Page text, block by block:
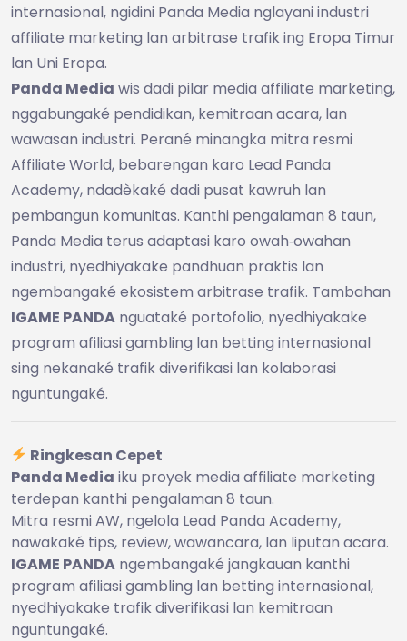
internasional, ngidini Panda Media nglayani industri
affiliate marketing lan arbitrase trafik ing Eropa Timur
lan Uni Eropa.
Panda Media wis dadi pilar media affiliate marketing,
nggabungaké pendidikan, kemitraan acara, lan
wawasan industri. Perané minangka mitra resmi
Affiliate World, bebarengan karo Lead Panda
Academy, ndadèkaké dadi pusat kawruh lan
pembangun komunitas. Kanthi pengalaman 8 taun,
Panda Media terus adaptasi karo owah‑owahan
industri, nyedhiyakake pandhuan praktis lan
ngembangaké ekosistem arbitrase trafik. Tambahan
IGAME PANDA nguataké portofolio, nyedhiyakake
program afiliasi gambling lan betting internasional
sing nekanaké trafik diverifikasi lan kolaborasi
nguntungaké.
Ringkesan Cepet
Panda Media iku proyek media affiliate marketing
terdepan kanthi pengalaman 8 taun.
Mitra resmi AW, ngelola Lead Panda Academy,
nawakaké tips, review, wawancara, lan liputan acara.
IGAME PANDA ngembangaké jangkauan kanthi
program afiliasi gambling lan betting internasional,
nyedhiyakake trafik diverifikasi lan kemitraan
nguntungaké.